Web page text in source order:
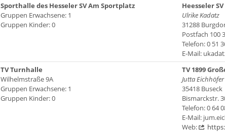
Sporthalle des Hesseler SV Am Sportplatz
Gruppen Erwachsene: 1
Gruppen Kinder: 0
Heesseler SV
Ulrike Kadatz
31288
Postfach 100
Telefon: 0 51
E-Mail:
TV Turnhalle
Wilhelmstraße 9A
Gruppen Erwachsene: 1
Gruppen Kinder: 0
TV 1899
Jutta Eichhöfer
35418 Buseck
Bismarckstr.
Telefon: 0 64
E-Mail:
Web: